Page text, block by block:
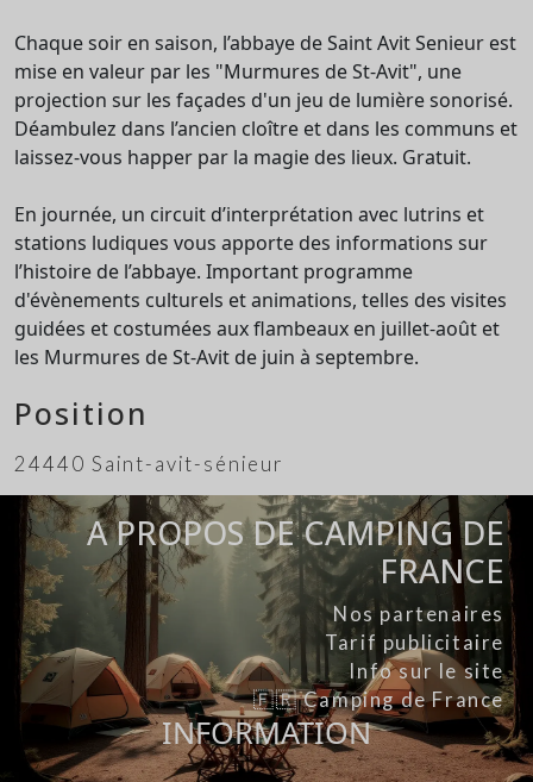
Chaque soir en saison, l’abbaye de Saint Avit Senieur est
mise en valeur par les "Murmures de St-Avit", une
projection sur les façades d'un jeu de lumière sonorisé.
Déambulez dans l’ancien cloître et dans les communs et
laissez-vous happer par la magie des lieux. Gratuit.
En journée, un circuit d’interprétation avec lutrins et
stations ludiques vous apporte des informations sur
l’histoire de l’abbaye. Important programme
d'évènements culturels et animations, telles des visites
guidées et costumées aux flambeaux en juillet-août et
les Murmures de St-Avit de juin à septembre.
Position
24440 Saint-avit-sénieur
A PROPOS DE CAMPING DE
FRANCE
Nos partenaires
Tarif publicitaire
Info sur le site
🇫🇷 Camping de France
INFORMATION